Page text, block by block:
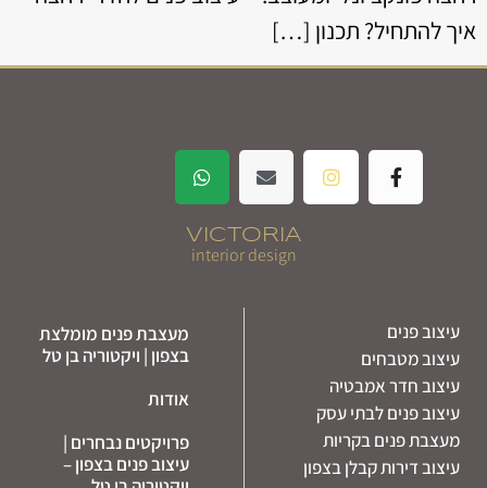
איך להתחיל? תכנון […]
מעצבת פנים מומלצת
בצפון | ויקטוריה בן טל
אודות
פרויקטים נבחרים |
עיצוב פנים בצפון –
עיצוב פנים
עיצוב מטבחים
עיצוב חדר אמבטיה
עיצוב פנים לבתי עסק
מעצבת פנים בקריות
עיצוב דירות קבלן בצפון
VICTORIA
interior design